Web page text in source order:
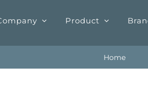
Product
Home